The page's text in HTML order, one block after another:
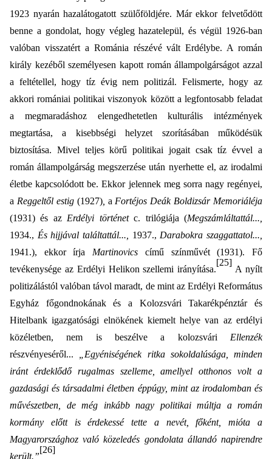
1923 nyarán hazalátogatott szülőföldjére. Már ekkor felvetődött
benne a gondolat, hogy végleg hazatelepül, és végül 1926-ban
valóban visszatért a Románia részévé vált Erdélybe. A román
király kezéből személyesen kapott román állampolgárságot azzal
a feltétellel, hogy tíz évig nem politizál. Felismerte, hogy az
akkori romániai politikai viszonyok között a legfontosabb feladat
a megmaradáshoz elengedhetetlen kulturális intézmények
megtartása, a kisebbségi helyzet szorításában működésük
biztosítása. Mivel teljes körű politikai jogait csak tíz évvel a
román állampolgárság megszerzése után nyerhette el, az irodalmi
életbe kapcsolódott be. Ekkor jelennek meg sorra nagy regényei,
a Reggeltől estig(1927), a Fortéjos Deák Boldizsár Memoriáléja
(1931) és az Erdélyi történetc. trilógiája (Megszámláltattál...,
1934., És hijjával találtattál..., 1937., Darabokra szaggattatol...,
1941.), ekkor írja Martinovics című színművét (1931). Fő
tevékenysége az Erdélyi Helikon szellemi irányítása.
[25]
A nyílt
politizálástól valóban távol maradt, de mint az Erdélyi Református
Egyház főgondnokának és a Kolozsvári Takarékpénztár és
Hitelbank igazgatósági elnökének kiemelt helye van az erdélyi
közéletben, nem is beszélve a kolozsvári Ellenzék
részvényeséről...
„Egyéniségének ritka sokoldalúsága, minden
iránt érdeklődő rugalmas szelleme, amellyel otthonos volt a
gazdasági és társadalmi életben éppúgy, mint az irodalomban és
művészetben, de még inkább nagy politikai múltja a román
kormány előtt is érdekessé tette a nevét, főként, mióta a
Magyarországhoz való közeledés gondolata állandó napirendre
került.”
[26]